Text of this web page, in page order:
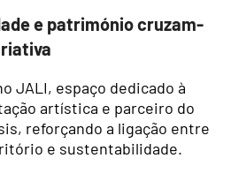
e património cruzam-
JALI, espaço dedicado à
artística e parceiro do
reforçando a ligação entre
e sustentabilidade.